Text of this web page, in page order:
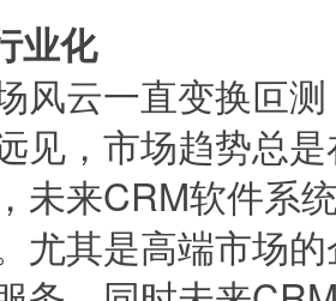
业化
风云一直变换叵
见，市场趋势总
未来CRM软件系
尤其是高端市场